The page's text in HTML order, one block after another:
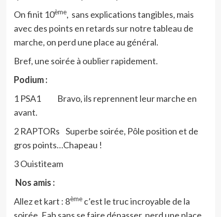
On finit 10ème, sans explications tangibles, mais
avec des points en retards sur notre tableau de
marche, on perd une place au général.
Bref, une soirée à oublier rapidement.
Podium :
1 PSA1
Bravo, ils reprennent leur marche en
avant.
2 RAPTORs Superbe soirée, Pôle position et de
gros points…Chapeau !
3 Ouistiteam
Nos amis :
Allez et kart : 8èmec’est le truc incroyable de la